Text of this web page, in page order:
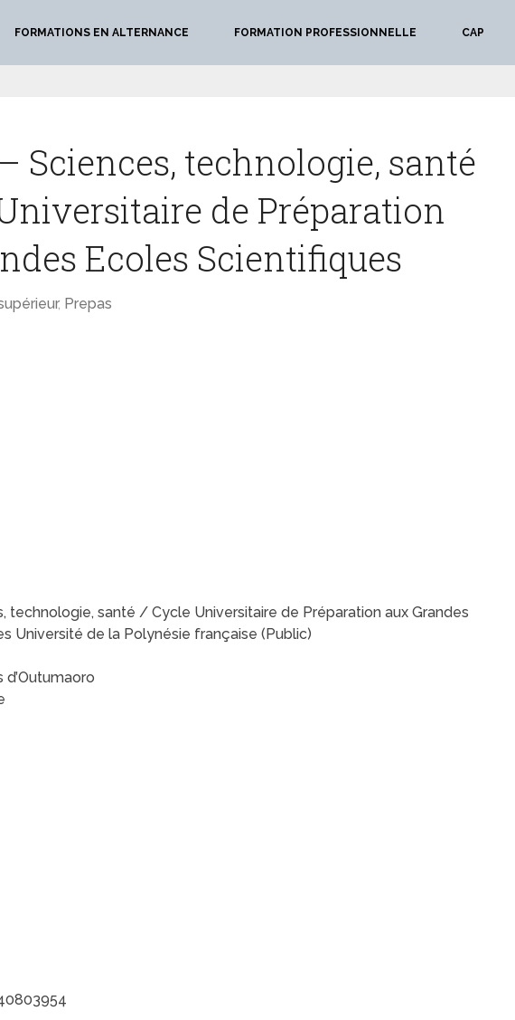
FORMATIONS EN ALTERNANCE FORMATION PROFESSIONNELLE CAP
Sciences, technologie, santé
de Préparation
Ecoles Scientifiques
, Prepas
technologie, santé / Cycle Universitaire de Préparation aux Grandes
Université de la Polynésie française (Public)